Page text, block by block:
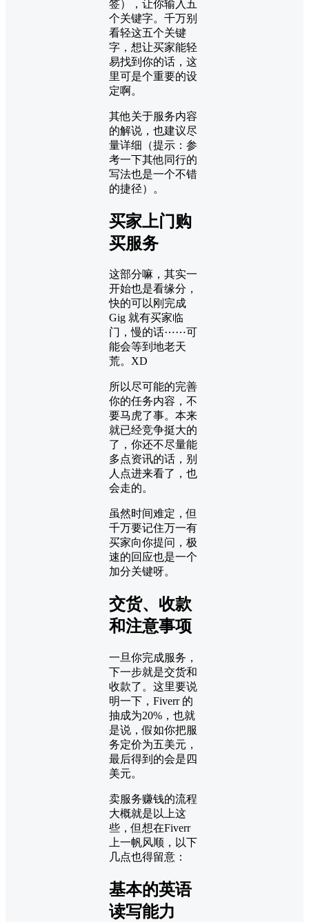
签），让你输入五
个关键字。千万别
看轻这五个关键
字，想让买家能轻
易找到你的话，这
里可是个重要的设
定啊。
其他关于服务内容
的解说，也建议尽
量详细（提示：参
考一下其他同行的
写法也是一个不错
的捷径）。
买家上门购
买服务
这部分嘛，其实一
开始也是看缘分，
快的可以刚完成
Gig 就有买家临
门，慢的话⋯⋯可
能会等到地老天
荒。XD
所以尽可能的完善
你的任务内容，不
要马虎了事。本来
就已经竞争挺大的
了，你还不尽量能
多点资讯的话，别
人点进来看了，也
会走的。
虽然时间难定，但
千万要记住万一有
买家向你提问，极
速的回应也是一个
加分关键呀。
交货、收款
和注意事项
一旦你完成服务，
下一步就是交货和
收款了。这里要说
明一下，Fiverr 的
抽成为20%，也就
是说，假如你把服
务定价为五美元，
最后得到的会是四
美元。
卖服务赚钱的流程
大概就是以上这
些，但想在Fiverr
上一帆风顺，以下
几点也得留意：
基本的英语
读写能力